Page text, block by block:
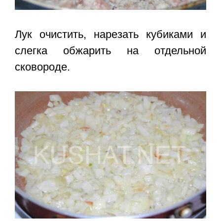
Лук очистить, нарезать кубиками и
слегка обжарить на отдельной
сковороде.